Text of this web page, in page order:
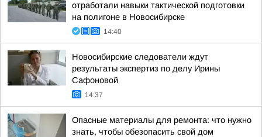
отработали навыки тактической подготовки
на полигоне в Новосибирске
14:40
Новосибирские следователи ждут
результаты экспертиз по делу Ирины
Сафоновой
14:37
Опасные материалы для ремонта: что нужно
знать, чтобы обезопасить свой дом